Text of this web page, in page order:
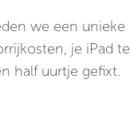
we een unieke
je iPad te
half uurtje gefixt.